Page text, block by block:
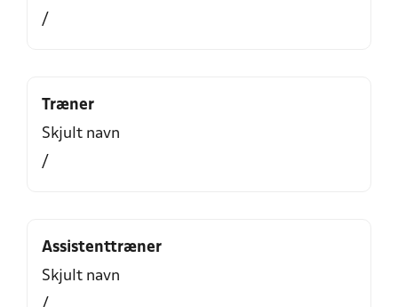
/
Træner
Skjult navn
/
Assistenttræner
Skjult navn